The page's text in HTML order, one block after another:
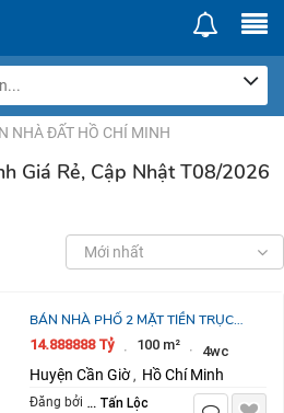
NHÀ ĐẤT HỒ CHÍ MINH
Giá Rẻ, Cập Nhật T08/2026
Mới nhất
BÁN NHÀ PHỐ 2 MẶT TIỀN TRỤC
ĐƯỜNG 41M HỖ TRỢ VAY 18
THÁNG 0%
14.888888 Tỷ · 100 m² · 4wc
Huyện Cần Giờ , Hồ Chí Minh
Đăng bởi Nguyễn Tấn Lộc